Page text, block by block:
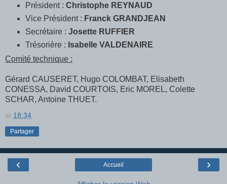
Président : Christophe REYNAUD
Vice Président : Franck GRANDJEAN
Secrétaire : Josette RUFFIER
Trésorière : Isabelle VALDENAIRE
Comité technique :
Gérard CAUSERET, Hugo COLOMBAT, Elisabeth
CONESSA, David COURTOIS, Eric MOREL, Colette
SCHAR, Antoine THUET.
at 18:34
Partager
‹ ›
Accueil